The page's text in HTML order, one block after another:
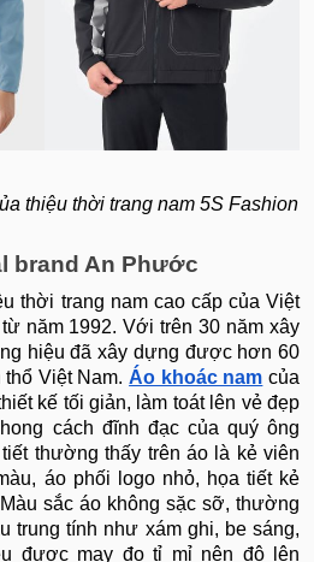
thiệu thời trang nam 5S Fashion
brand An Phước
thời trang nam cao cấp của Việt
năm 1992. Với trên 30 năm xây
hiệu đã xây dựng được hơn 60
thổ Việt Nam.Áo khoác nam của
kế tối giản, làm toát lên vẻ đẹp
cách đĩnh đạc của quý ông
thường thấy trên áo là kẻ viên
áo phối logo nhỏ, họa tiết kẻ
sắc áo không sặc sỡ, thường
trung tính như xám ghi, be sáng,
được may đo tỉ mỉ nên độ lên